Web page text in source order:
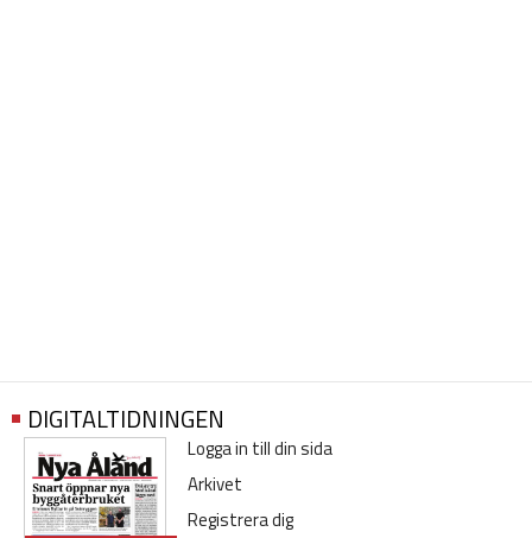
DIGITALTIDNINGEN
Logga in till din sida
Arkivet
Registrera dig